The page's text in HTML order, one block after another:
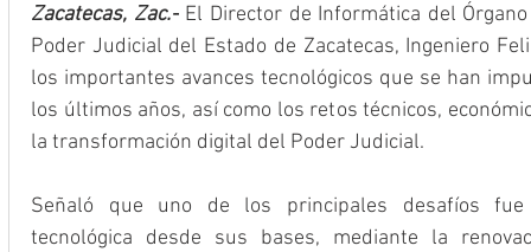
Zacatecas, Zac.- El Director de Informática del
Poder Judicial del Estado de Zacatecas, Ingeniero
los importantes avances tecnológicos que se han
los últimos años, así como los retos técnicos,
la transformación digital del Poder Judicial.
Señaló que uno de los principales desafíos
tecnológica desde sus bases, mediante la